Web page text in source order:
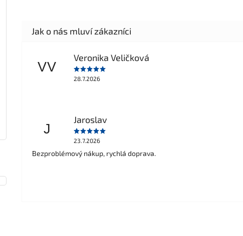
VV
Veronika Veličková
28.7.2026
J
Jaroslav
23.7.2026
Bezproblémový nákup, rychlá doprava.